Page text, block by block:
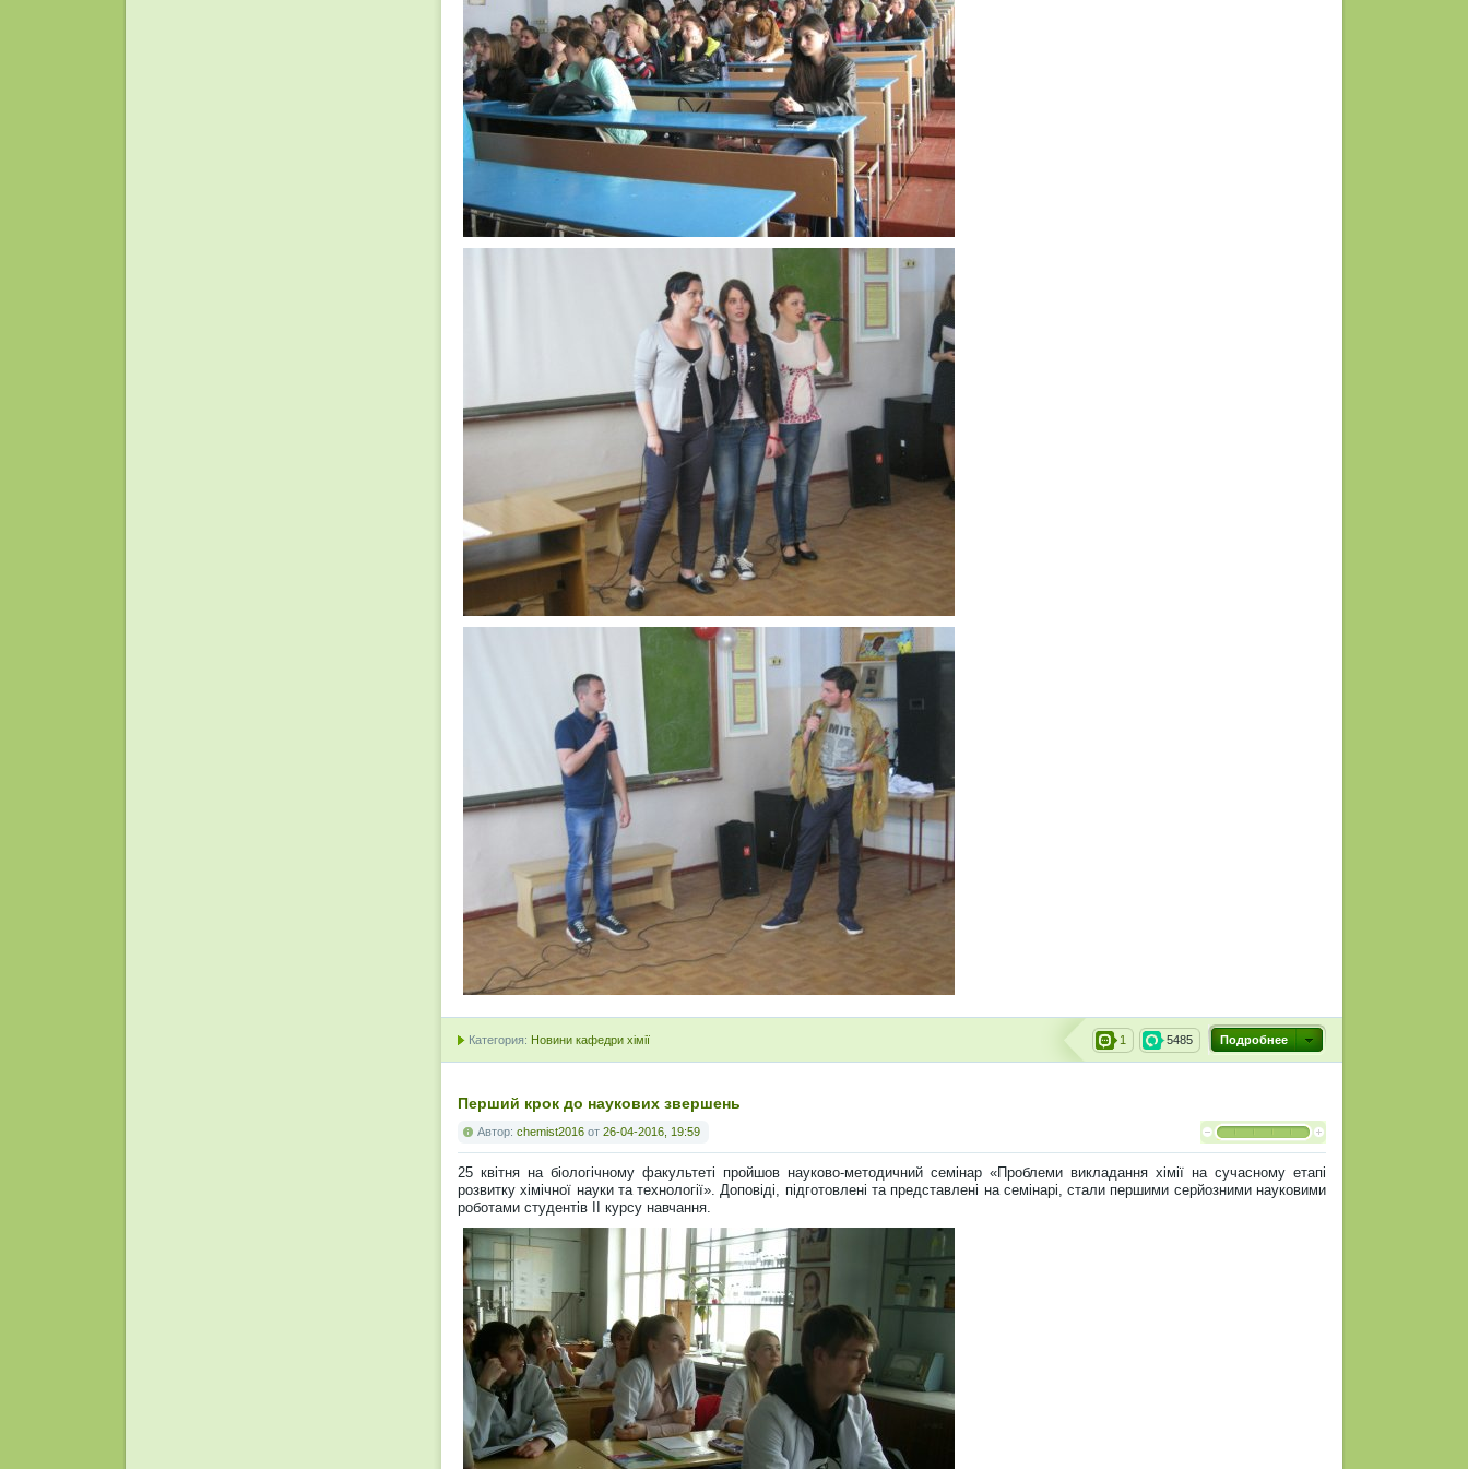
Подробнее
5485
1
Категория: Новини кафедри хімії
Перший крок до наукових звершень
Автор: chemist2016 от 26-04-2016, 19:59
25 квітня на біологічному факультеті пройшов науково-методичний семінар «Проблеми викладання хімії на сучасному етапі
розвитку хімічної науки та технології». Доповіді, підготовлені та представлені на семінарі, стали першими серйозними науковими
роботами студентів ІІ курсу навчання.